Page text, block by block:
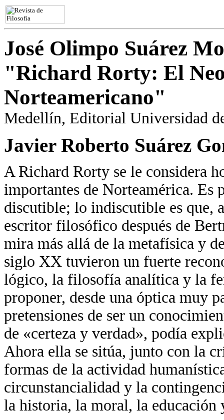
José Olimpo Suárez
"Richard Rorty: El
Norteamericano"
Medellín, Editorial Universidad
Javier Roberto Suárez
A Richard Rorty se le considera
importantes de Norteamérica. Es
discutible; lo indiscutible es que,
escritor filosófico después de
mira más allá de la metafísica y
siglo XX tuvieron un fuerte
lógico, la filosofía analítica y la
proponer, desde una óptica muy
pretensiones de ser un
de «certeza y verdad», podía
Ahora ella se sitúa, junto con la
formas de la actividad
circunstancialidad y la
la historia, la moral, la educación